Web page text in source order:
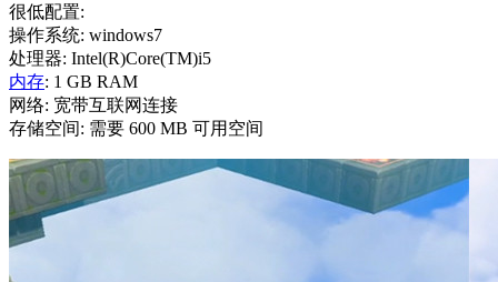
很低配置:
操作系统: windows7
处理器: Intel(R)Core(TM)i5
内存: 1 GB RAM
网络: 宽带互联网连接
存储空间: 需要 600 MB 可用空间